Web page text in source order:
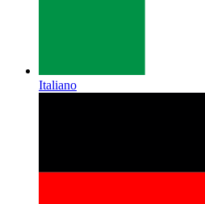
Italiano